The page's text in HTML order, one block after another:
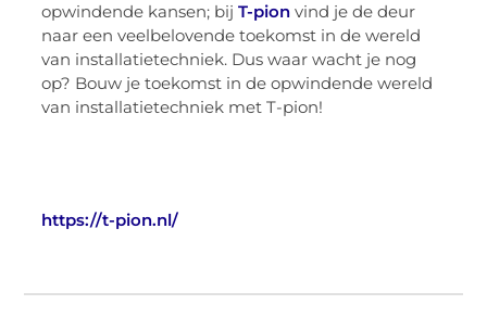
opwindende kansen; bijT-pion vind je de deur
naar een veelbelovende toekomst in de wereld
van installatietechniek. Dus waar wacht je nog
op? Bouw je toekomst in de opwindende wereld
van installatietechniek met T-pion!
https://t-pion.nl/